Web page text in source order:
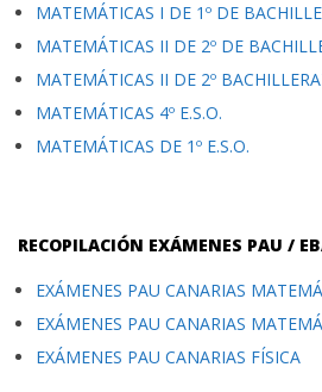
MATEMÁTICAS I DE 1º DE
MATEMÁTICAS II DE 2º DE
MATEMÁTICAS II DE 2º
MATEMÁTICAS 4º E.S.O.
MATEMÁTICAS DE 1º E.S.O.
RECOPILACIÓN EXÁMENES PAU /
EXÁMENES PAU CANARIAS
EXÁMENES PAU CANARIAS
EXÁMENES PAU CANARIAS FÍSICA